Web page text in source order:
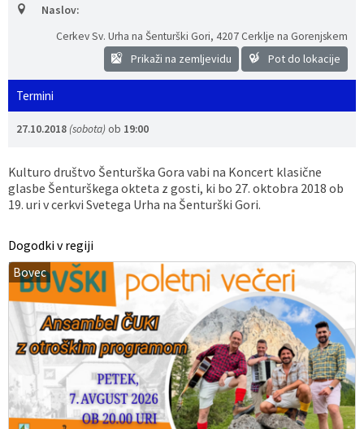
Naslov:
Cerkev Sv. Urha na Šenturški Gori, 4207 Cerklje na Gorenjskem
Prikaži na zemljevidu Pot do lokacije
Termini
27.10.2018 (sobota)ob 19:00
Kulturo društvo Šenturška Gora vabi na Koncert klasične
glasbe Šenturškega okteta z gosti, ki bo 27. oktobra 2018 ob
19. uri v cerkvi Svetega Urha na Šenturški Gori.
Dogodki v regiji
Bovec
Medobčinski inšpektorat